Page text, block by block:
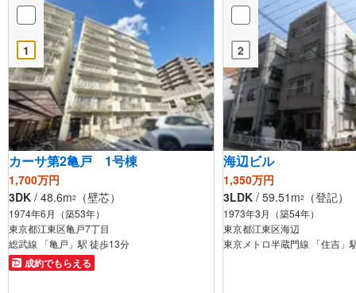
1
カーサ第2亀戸 1号棟
1,700万円
3DK / 48.6m2 （壁芯）
1974年6月（築53年）
東京都江東区亀戸7丁目
総武線 「亀戸」駅 徒歩13分
成約でもらえる
2
海辺ビル
1,350万円
3LDK / 59.51m2 （登記）
1973年3月（築54年）
東京都江東区海辺
東京メトロ半蔵門線 「住吉」